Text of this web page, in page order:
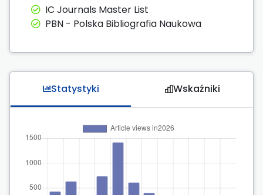
IC Journals Master List
PBN - Polska Bibliografia Naukowa
Statystyki Wskaźniki